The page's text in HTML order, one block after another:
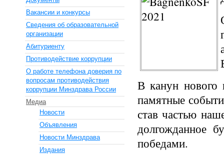
В канун нового
памятные
став частью
долгожданное
победами.
Вакансии и конкурсы
Сведения об образовательной
организации
Абитуриенту
Противодействие коррупции
О работе телефона доверия по
вопросам противодействия
коррупции Минздрава России
Медиа
Новости
Объявления
Новости Минздрава
Издания